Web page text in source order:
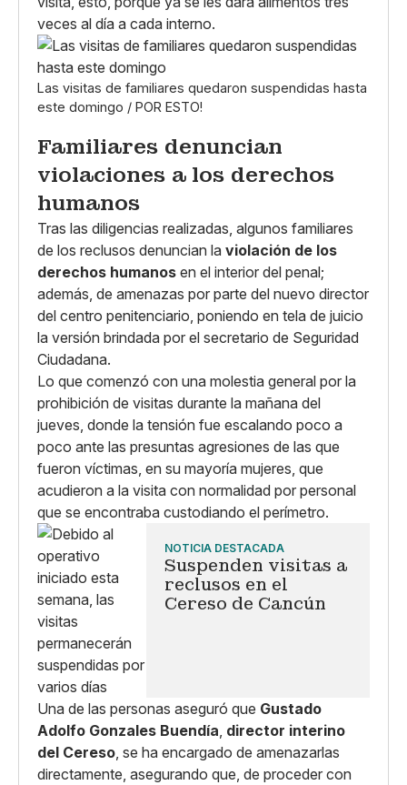
veces al día a cada interno.
Las visitas de familiares quedaron suspendidas hasta
este domingo / POR ESTO!
Familiares denuncian
violaciones a los derechos
humanos
Tras las diligencias realizadas, algunos familiares
de los reclusos denuncian la violación de los
derechos humanos en el interior del penal;
además, de amenazas por parte del nuevo director
del centro penitenciario, poniendo en tela de juicio
la versión brindada por el secretario de Seguridad
Ciudadana.
Lo que comenzó con una molestia general por la
prohibición de visitas durante la mañana del
jueves, donde la tensión fue escalando poco a
poco ante las presuntas agresiones de las que
fueron víctimas, en su mayoría mujeres, que
acudieron a la visita con normalidad por personal
que se encontraba custodiando el perímetro.
NOTICIA DESTACADA
Suspenden visitas a
reclusos en el
Cereso de Cancún
Una de las personas aseguró que Gustado
Adolfo Gonzales Buendía director interino
del Cereso , se ha encargado de amenazarlas
directamente, asegurando que, de proceder con